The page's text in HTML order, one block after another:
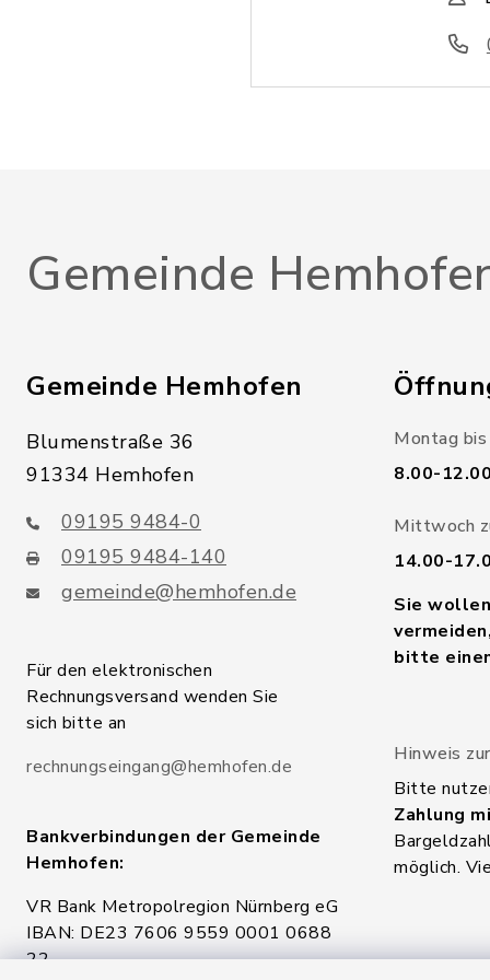
Gemeinde
Gemeinde Hemhofen
Blumenstraße 36
91334 Hemhofen
09195 9484-0
09195 9484-140
gemeinde@hemhofen.de
Für den elektronischen
Rechnungsversand wenden Sie
sich bitte an
rechnungseingang@hemhofen.de
Bankverbindungen der Gemeinde
Hemhofen:
VR Bank Metropolregion Nürnberg eG
IBAN: DE23 7606 9559 0001 0688
22
Montag
8.00-
Mittwoch
14.00-
Sie
bitte
Hinweis
Bitte
Zahlung
möglich.